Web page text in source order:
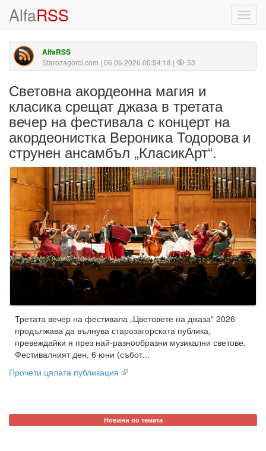
AlfaRSS
AlfaRSS
Starozagorci.com | 06.06.2026 06:54:18 | 53
Световна акордеонна магия и
класика срещат джаза в третата
вечер на фестивала с концерт на
акордеонистка Вероника Тодорова и
струнен ансамбъл „КласикАрт“.
Третата вечер на фестивала „Цветовете на джаза“ 2026
продължава да вълнува старозагорската публика,
превеждайки я през най-разнообразни музикални светове.
Фестивалният ден, 6 юни (събот...
Прочети цялата публикация
Новини по темата